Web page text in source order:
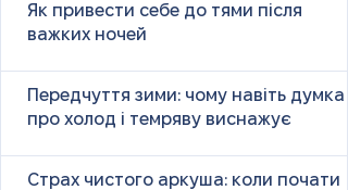
Як привести себе до тями після
важких ночей
Передчуття зими: чому навіть думка
про холод і темряву виснажує
Страх чистого аркуша: коли почати